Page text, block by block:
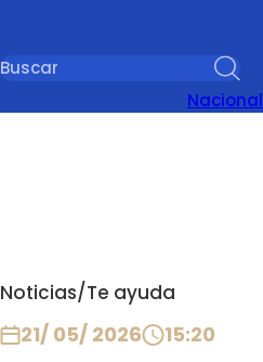
Nacional
Noticias/Te ayuda
21/ 05/ 2026 15:20